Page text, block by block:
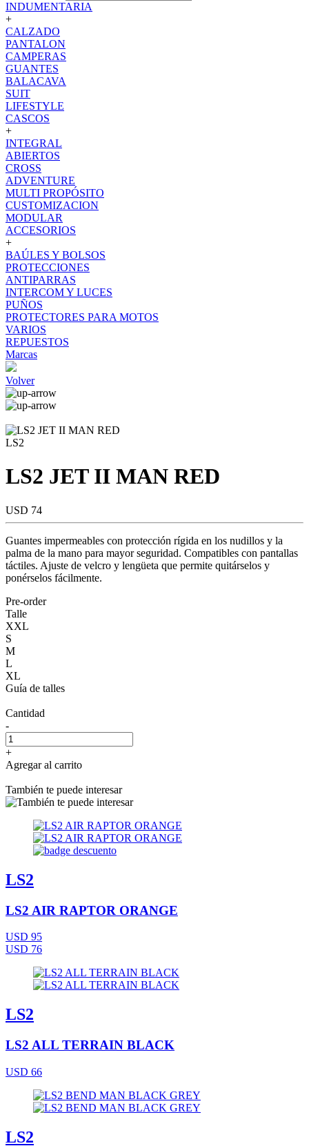
INDUMENTARIA
+
CALZADO
PANTALON
CAMPERAS
GUANTES
BALACAVA
SUIT
LIFESTYLE
CASCOS
+
INTEGRAL
ABIERTOS
CROSS
ADVENTURE
MULTI PROPÓSITO
CUSTOMIZACION
MODULAR
ACCESORIOS
+
BAÚLES Y BOLSOS
PROTECCIONES
ANTIPARRAS
INTERCOM Y LUCES
PUÑOS
PROTECTORES PARA MOTOS
VARIOS
REPUESTOS
Marcas
Volver
LS2
LS2 JET II MAN RED
USD 74
Guantes impermeables con protección rígida en los nudillos y la
palma de la mano para mayor seguridad. Compatibles con pantallas
táctiles. Ajuste de velcro y lengüeta que permite quitárselos y
ponérselos fácilmente.
Pre-order
Talle
XXL
S
M
L
XL
Guía de talles
Cantidad
-
+
Agregar al carrito
También te puede interesar
LS2
LS2 AIR RAPTOR ORANGE
USD 95
USD 76
LS2
LS2 ALL TERRAIN BLACK
USD 66
LS2